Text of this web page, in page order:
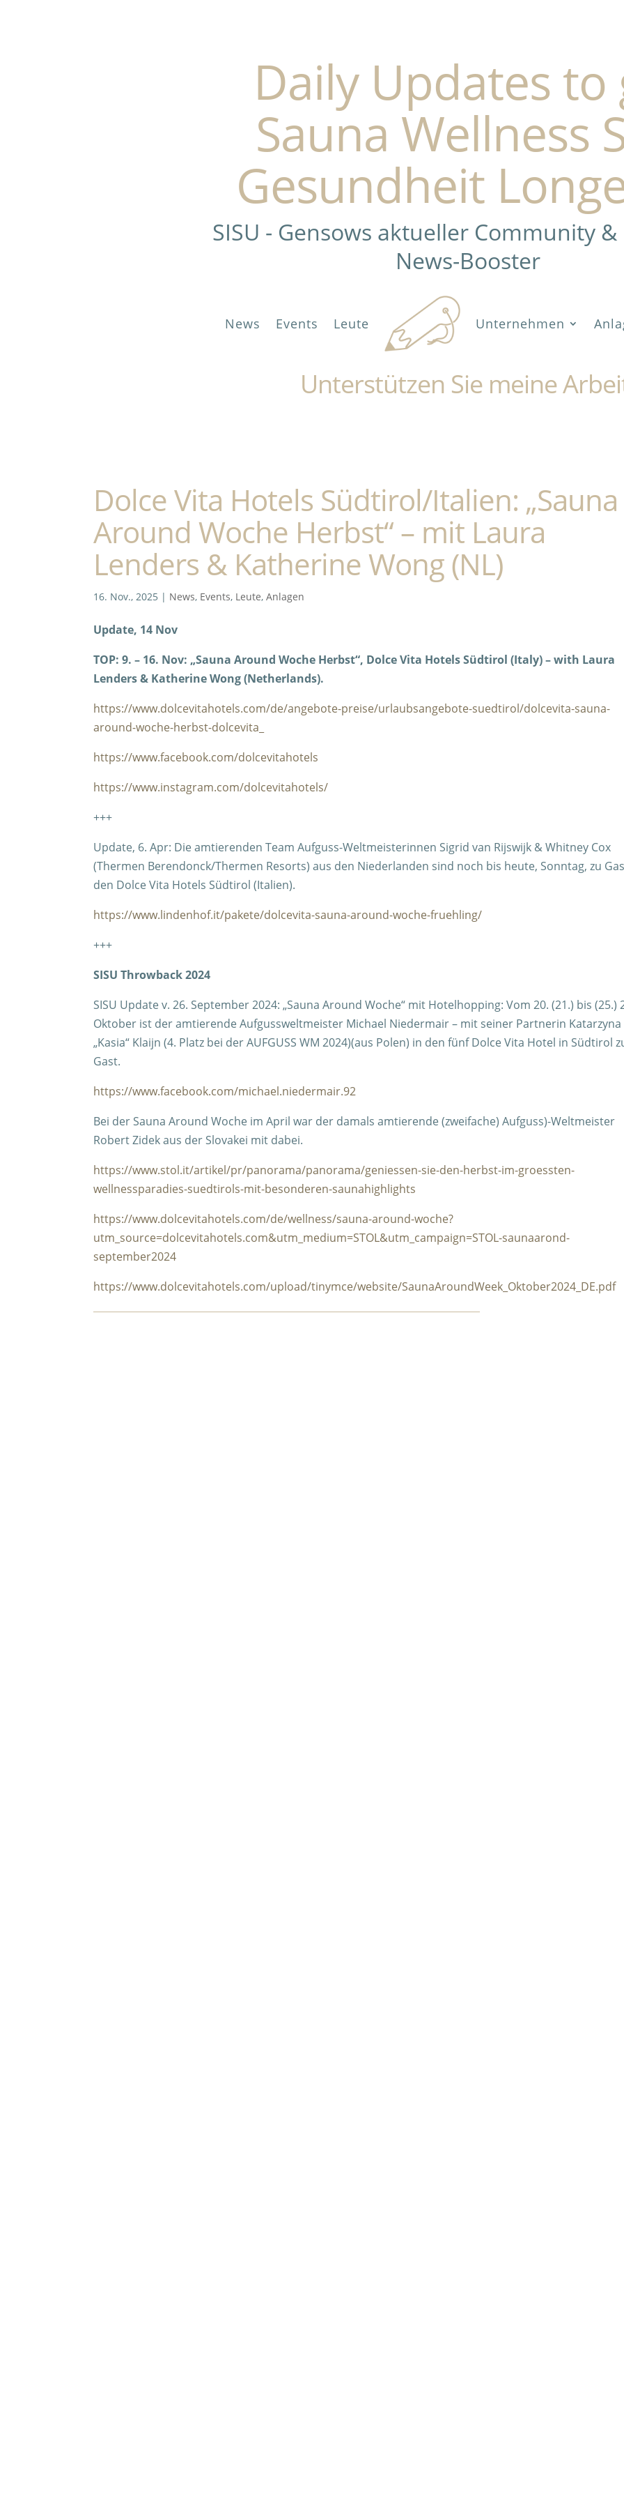
Daily Updates to
Sauna Wellness
Gesundheit
SISU - Gensows aktueller Community
News-Booster
News Events Leute Unternehmen
Unterstützen Sie meine
Dolce Vita Hotels Südtirol/Italien: „Sauna
Around Woche Herbst“ – mit Laura
Lenders & Katherine Wong (NL)
16. Nov., 2025 | News, Events, Leute,Anlagen
Update, 14 Nov
TOP: 9. – 16. Nov: „Sauna Around Woche Herbst“, Dolce Vita Hotels Südtirol (Italy) – with Laura
Lenders & Katherine Wong (Netherlands).
https://www.dolcevitahotels.com/de/angebote-preise/urlaubsangebote-suedtirol/dolcevita-sauna-
around-woche-herbst-dolcevita_
https://www.facebook.com/dolcevitahotels
https://www.instagram.com/dolcevitahotels/
+++
Update, 6. Apr: Die amtierenden Team Aufguss-Weltmeisterinnen Sigrid van Rijswijk & Whitney Cox
(Thermen Berendonck/Thermen Resorts) aus den Niederlanden sind noch bis heute, Sonntag, zu
den Dolce Vita Hotels Südtirol (Italien).
https://www.lindenhof.it/pakete/dolcevita-sauna-around-woche-fruehling/
+++
SISU Throwback 2024
SISU Update v. 26. September 2024: „Sauna Around Woche“ mit Hotelhopping: Vom 20. (21.) bis (25.)
Oktober ist der amtierende Aufgussweltmeister Michael Niedermair – mit seiner Partnerin Katarzyna
„Kasia“ Klaijn (4. Platz bei der AUFGUSS WM 2024)(aus Polen) in den fünf Dolce Vita Hotel in Südtirol
Gast.
https://www.facebook.com/michael.niedermair.92
Bei der Sauna Around Woche im April war der damals amtierende (zweifache) Aufguss)-Weltmeister
Robert Zidek aus der Slovakei mit dabei.
https://www.stol.it/artikel/pr/panorama/panorama/geniessen-sie-den-herbst-im-groessten-
wellnessparadies-suedtirols-mit-besonderen-saunahighlights
https://www.dolcevitahotels.com/de/wellness/sauna-around-woche?
utm_source=dolcevitahotels.com&utm_medium=STOL&utm_campaign=STOL-saunaarond-
september2024
https://www.dolcevitahotels.com/upload/tinymce/website/SaunaAroundWeek_Oktober2024_DE.pdf